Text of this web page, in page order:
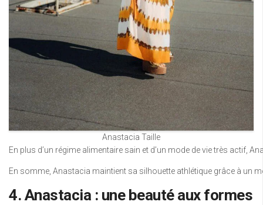
Anastacia Taille
En plus d’un régime alimentaire sain et d’un mode de vie très actif,
En somme, Anastacia maintient sa silhouette athlétique grâce à un
4. Anastacia : une beauté aux formes